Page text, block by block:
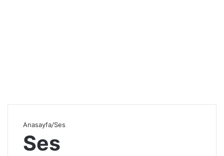
Anasayfa/Ses
Ses